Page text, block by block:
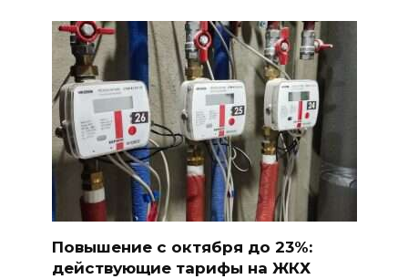
Повышение с октября до 23%:
действующие тарифы на ЖКХ